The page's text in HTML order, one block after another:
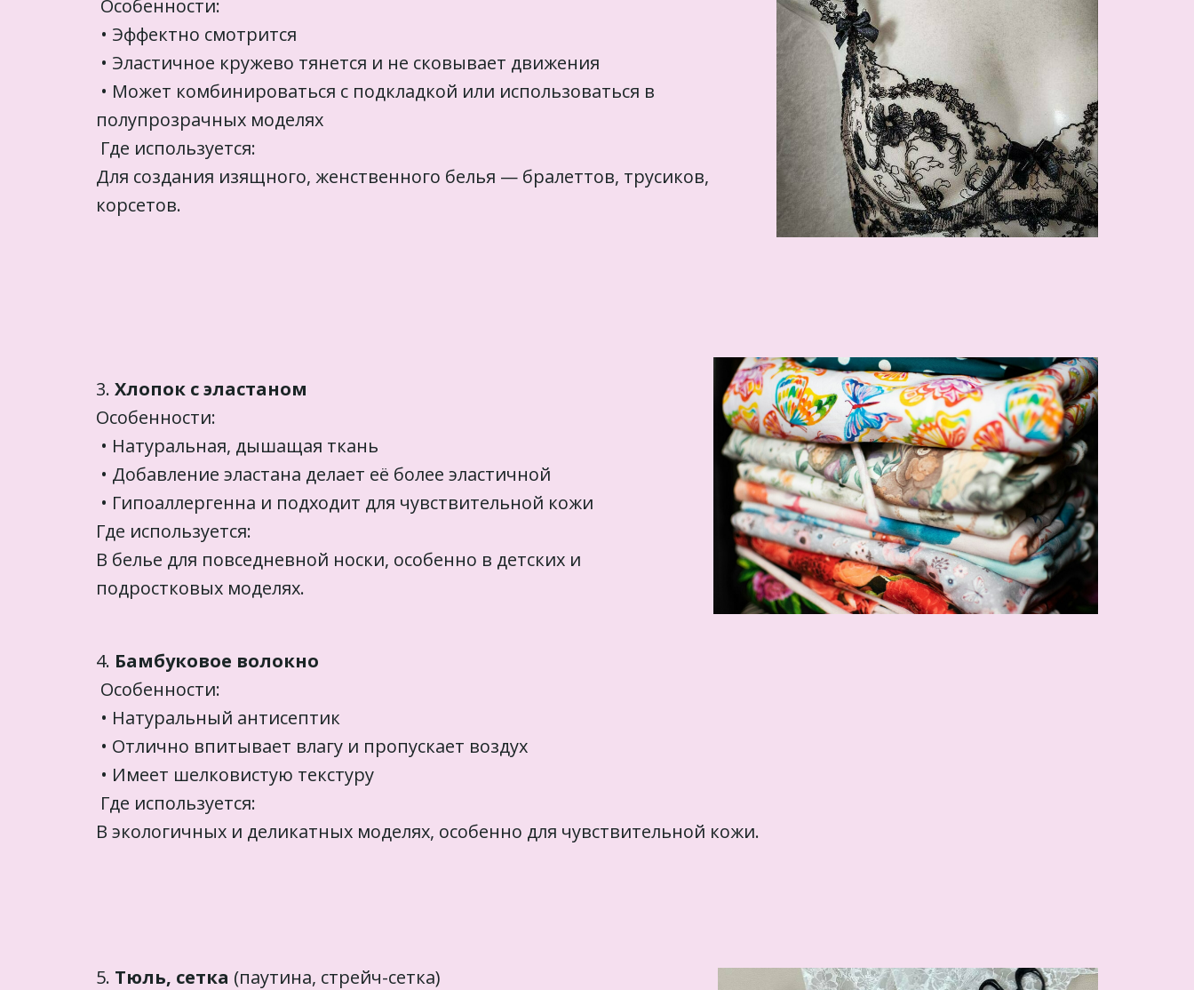
Особенности:
• Эффектно смотрится
• Эластичное кружево тянется и не сковывает движения
• Может комбинироваться с подкладкой или использоваться в
полупрозрачных моделях
Где используется:
Для создания изящного, женственного белья — бралеттов, трусиков,
корсетов.
3. Хлопок с эластаном
Особенности:
• Натуральная, дышащая ткань
• Добавление эластана делает её более эластичной
• Гипоаллергенна и подходит для чувствительной кожи
Где используется:
В белье для повседневной носки, особенно в детских и
подростковых моделях.
4. Бамбуковое волокно
Особенности:
• Натуральный антисептик
• Отлично впитывает влагу и пропускает воздух
• Имеет шелковистую текстуру
Где используется:
В экологичных и деликатных моделях, особенно для чувствительной кожи.
5. Тюль, сетка (паутина, стрейч-сетка)